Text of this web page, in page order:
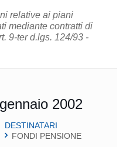
relative ai piani
mediante contratti di
9-ter d.lgs. 124/93 -
2002
DESTINATARI
FONDI PENSIONE